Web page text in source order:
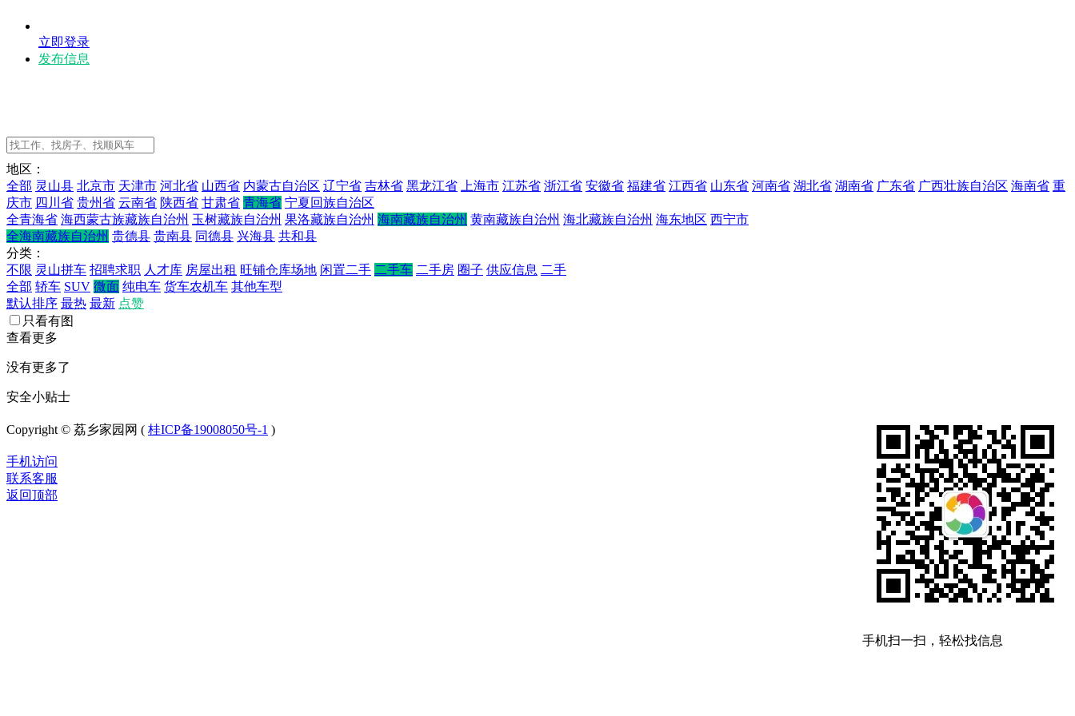
立即登录
发布信息
地区：
全部 灵山县 北京市 天津市 河北省 山西省 内蒙古自治区 辽宁省 吉林省 黑龙江省 上海市 江苏省 浙江省 安徽省 福建省 江西省 山东省 河南省 湖北省 湖南省 广东省 广西壮族自治区 海南省 重
庆市 四川省 贵州省 云南省 陕西省 甘肃省 青海省 宁夏回族自治区
全青海省 海西蒙古族藏族自治州 玉树藏族自治州 果洛藏族自治州 海南藏族自治州 黄南藏族自治州 海北藏族自治州 海东地区 西宁市
全海南藏族自治州 贵德县 贵南县 同德县 兴海县 共和县
分类：
不限 灵山拼车 招聘求职 人才库 房屋出租 旺铺仓库场地 闲置二手 二手车 二手房 圈子 供应信息 二手
全部 轿车 SUV 微面 纯电车 货车农机车 其他车型
默认排序 最热 最新 点赞
只看有图
查看更多
没有更多了
安全小贴士
手机扫一扫，轻松找信息
Copyright © 荔乡家园网 ( 桂ICP备19008050号-1 )
手机访问
联系客服
返回顶部